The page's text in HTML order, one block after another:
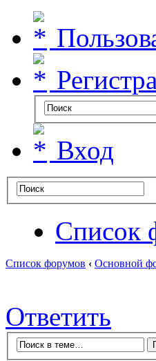
Вход
Список
Список форумов ‹ Основной
Ответить